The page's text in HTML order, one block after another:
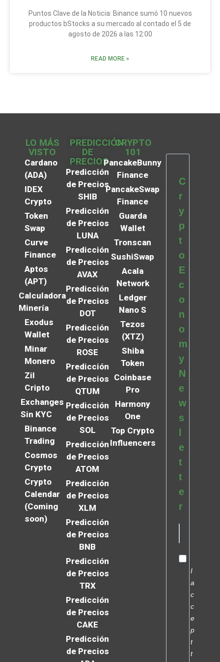
Puntos Clave de la Noticia: Binance sumó 10 nuevos
productos bStocks a su mercado al contado el 5 de
agosto de 2026 a las 12:00
READ MORE »
LO MÁS
VISTO
Cardano
(ADA)
IDEX
Crypto
Token
Swap
Curve
Finance
Aptos
(APT)
Calculadora
Minería
Exodus
Wallet
Minar
Monero
Zil
Cripto
Exchanges
Sin KYC
Binance
Trading
Cosmos
Crypto
Crypto
Calendar
(Coming
soon)
PREDICCIÓN
DE
PRECIOS
Predicción
de Precios
SHIB
Predicción
de Precios
LUNA
Predicción
de Precios
AVAX
Predicción
de Precios
DOT
Predicción
de Precios
ROSE
Predicción
de Precios
QTUM
Predicción
de Precios
SOL
Predicción
de Precios
ATOM
Predicción
de Precios
XLM
Predicción
de Precios
BNB
Predicción
de Precios
TRX
Predicción
de Precios
CAKE
Predicción
de Precios
CRYPTO
101
PancakeBunny
Finance
PancakeSwap
Finance
Guarda
Wallet
Tronscan
SushiSwap
Acala
Network
Ledger
Nano S
Tezos
(XTZ)
Shiba
Token
Coinbase
Pro
Harmony
One
Top Crypto
Influencers
C
r
y
p
t
o
E
c
o
n
o
m
y
N
e
w
s
e
t
t
e
r
I
a
c
c
e
p
t
t